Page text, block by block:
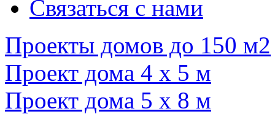
Связаться с нами
Проекты домов до 150 м2
Проект дома 4 х 5 м
Проект дома 5 х 8 м